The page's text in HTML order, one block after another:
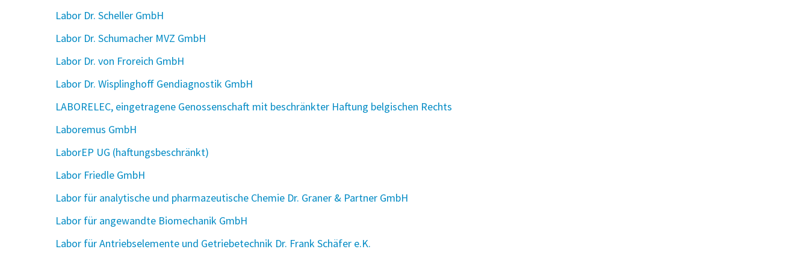
Labor Dr. Scheller GmbH
Labor Dr. Schumacher MVZ GmbH
Labor Dr. von Froreich GmbH
Labor Dr. Wisplinghoff Gendiagnostik GmbH
LABORELEC, eingetragene Genossenschaft mit beschränkter Haftung belgischen Rechts
Laboremus GmbH
LaborEP UG (haftungsbeschränkt)
Labor Friedle GmbH
Labor für analytische und pharmazeutische Chemie Dr. Graner & Partner GmbH
Labor für angewandte Biomechanik GmbH
Labor für Antriebselemente und Getriebetechnik Dr. Frank Schäfer e.K.